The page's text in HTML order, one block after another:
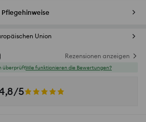
Union
Rezensionen anzeigen
überprüftWie funktionieren die Bewertungen?
5